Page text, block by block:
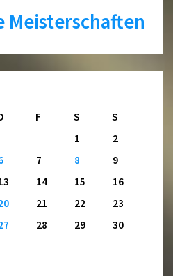
Meisterschaften
F S
S
1
2
7 8
9
14 15
16
21 22
23
28 29
30